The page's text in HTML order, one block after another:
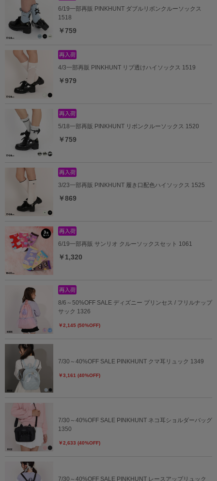
6/19一部再販 PINKHUNT ダブルリボンクルーソックス
1518
￥759
4/3一部再販 PINKHUNT リブ透けハイソックス 1519
￥979
5/18一部再販 PINKHUNT リボンクルーソックス 1520
￥759
3/23一部再販 PINKHUNT 履き口配色ハイソックス 1525
￥869
6/19一部再販 サンリオ クルーソックスセット 1061
￥1,320
8/6～50%OFF SALE ディズニー プリンセス / フリルナップ
サック 1326
￥2,145 (50%OFF)
7/30～40%OFF SALE PINKHUNT クマ耳リュック 1349
￥3,161 (40%OFF)
7/30～40%OFF SALE PINKHUNT ネコ耳ショルダーバッグ
1350
￥2,633 (40%OFF)
7/30～40%OFF SALE PINKHUNT レースアップリュック